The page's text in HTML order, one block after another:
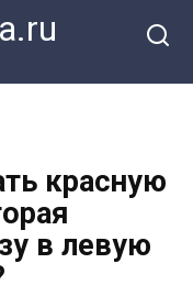
красную
в левую